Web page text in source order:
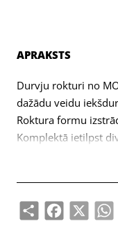
APRAKSTS
Durvju rokturi no
dažādu veidu
Roktura formu
Komplektā ietilpst
ShareFacebook
X